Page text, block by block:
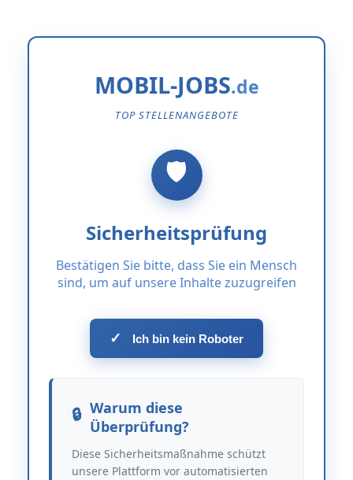
MOBIL-JOBS
TOP STELLENANGEBOTE
Sicherheitsprüfung
Bestätigen Sie bitte, dass Sie ein Mensch
sind, um auf unsere Inhalte zuzugreifen
✓ Ich bin kein Roboter
Warum diese
Überprüfung?
Diese Sicherheitsmaßnahme schützt
unsere Plattform vor automatisierten